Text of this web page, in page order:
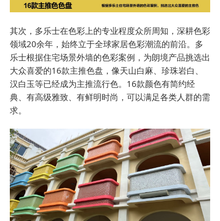
其次，多乐士在色彩上的专业程度众所周知，深耕色彩
领域20余年，始终立于全球家居色彩潮流的前沿。多
乐士根据住宅场景外墙的色彩案例，为朗境产品挑选出
大众喜爱的16款主推色盘，像天山白麻、珍珠岩白、
汉白玉等已经成为主推流行色。16款颜色有简约经
典、有高级雅致、有鲜明时尚，可以满足各类人群的需
求。